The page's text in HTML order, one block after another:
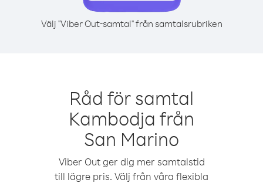
Välj "Viber Out-samtal" från samtalsrubriken
Råd för samtal
Kambodja från
San Marino
Viber Out ger dig mer samtalstid
till lägre pris. Välj från våra flexibla